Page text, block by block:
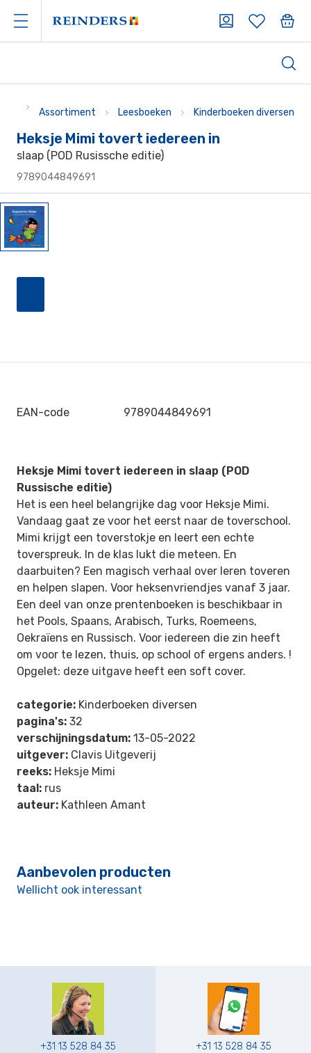
Assortiment Leesboeken Kinderboeken diversen
Heksje Mimi tovert iedereen in
slaap (POD Rusissche editie)
9789044849691
EAN-code 9789044849691
Heksje Mimi tovert iedereen in slaap (POD
Russische editie)
Het is een heel belangrijke dag voor Heksje Mimi.
Vandaag gaat ze voor het eerst naar de toverschool.
Mimi krijgt een toverstokje en leert een echte
toverspreuk. In de klas lukt die meteen. En
daarbuiten? Een magisch verhaal over leren toveren
en helpen slapen. Voor heksenvriendjes vanaf 3 jaar.
Een deel van onze prentenboeken is beschikbaar in
het Pools, Spaans, Arabisch, Turks, Roemeens,
Oekraïens en Russisch. Voor iedereen die zin heeft
om voor te lezen, thuis, op school of ergens anders. !
Opgelet: deze uitgave heeft een soft cover.
categorie: Kinderboeken diversen
pagina's: 32
verschijningsdatum: 13-05-2022
uitgever: Clavis Uitgeverij
reeks: Heksje Mimi
taal: rus
auteur: Kathleen Amant
Aanbevolen producten
Wellicht ook interessant
+31 13 528 84 35 +31 13 528 84 35